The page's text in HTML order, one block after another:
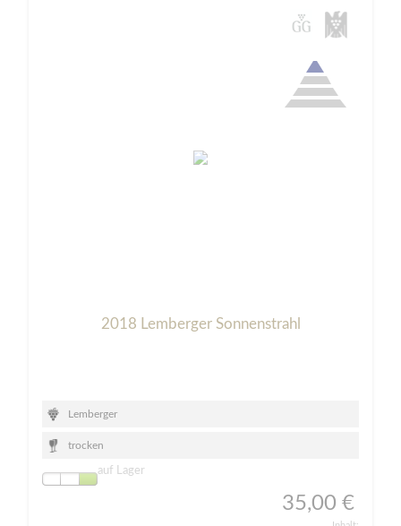
2018 Lemberger Sonnenstrahl
Lemberger
trocken
auf Lager
35,00 €